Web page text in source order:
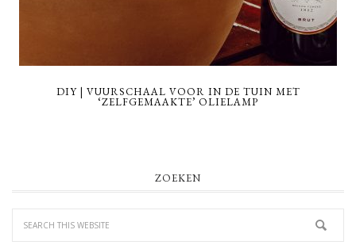
DIY | VUURSCHAAL VOOR IN DE TUIN MET
‘ZELFGEMAAKTE’ OLIELAMP
ZOEKEN